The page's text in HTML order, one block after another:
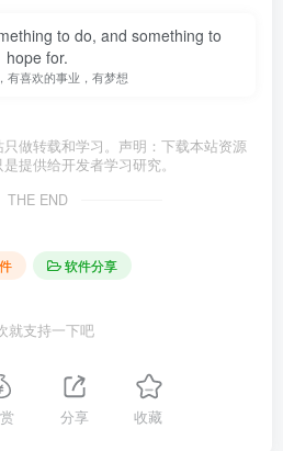
to do, and something to
hope for.
有喜欢的事业，有梦想
做转载和学习。声明：下载本站资源
提供给开发者学习研究。
THE END
软件分享
就支持一下吧
分享 收藏